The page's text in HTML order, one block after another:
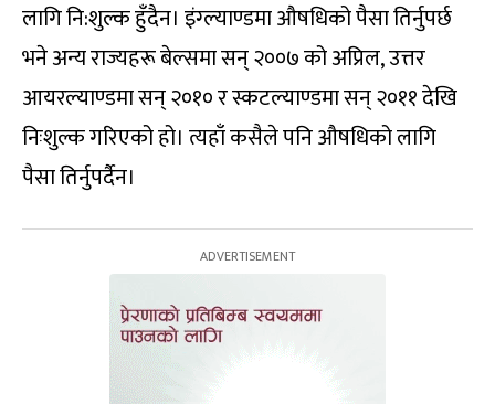
लागि नि:शुल्क हुँदैन। इंग्ल्याण्डमा औषधिको पैसा तिर्नुपर्छ
भने अन्य राज्यहरू बेल्समा सन् २००७ को अप्रिल, उत्तर
आयरल्याण्डमा सन् २०१० र स्कटल्याण्डमा सन् २०११ देखि
निःशुल्क गरिएको हो। त्यहाँ कसैले पनि औषधिको लागि
पैसा तिर्नुपर्दैन।